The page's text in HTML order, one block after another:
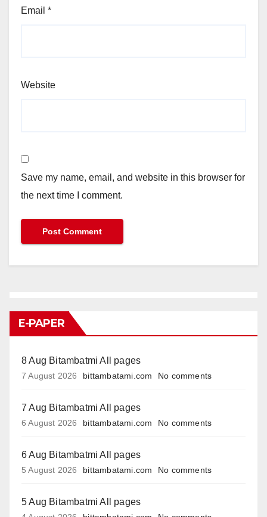
Email *
Website
Save my name, email, and website in this browser for
the next time I comment.
E-PAPER
8 Aug Bitambatmi All pages
7 August 2026 bittambatami.com No comments
7 Aug Bitambatmi All pages
6 August 2026 bittambatami.com No comments
6 Aug Bitambatmi All pages
5 August 2026 bittambatami.com No comments
5 Aug Bitambatmi All pages